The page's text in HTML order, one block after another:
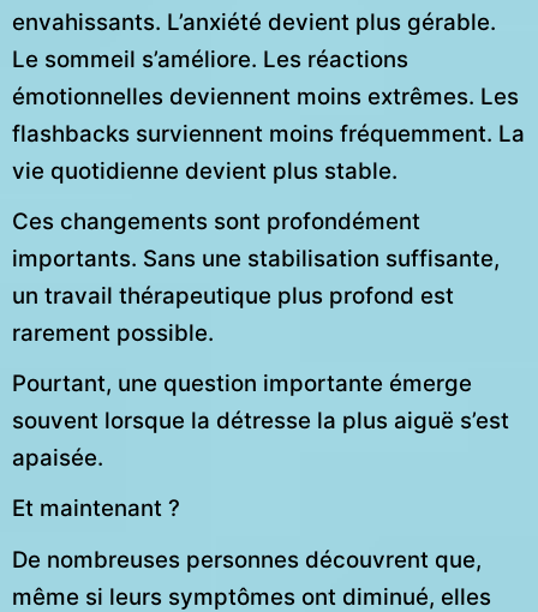
envahissants. L’anxiété devient plus gérable.
Le sommeil s’améliore. Les réactions
émotionnelles deviennent moins extrêmes. Les
flashbacks surviennent moins fréquemment. La
vie quotidienne devient plus stable.
Ces changements sont profondément
importants. Sans une stabilisation suffisante,
un travail thérapeutique plus profond est
rarement possible.
Pourtant, une question importante émerge
souvent lorsque la détresse la plus aiguë s’est
apaisée.
Et maintenant ?
De nombreuses personnes découvrent que,
même si leurs symptômes ont diminué, elles